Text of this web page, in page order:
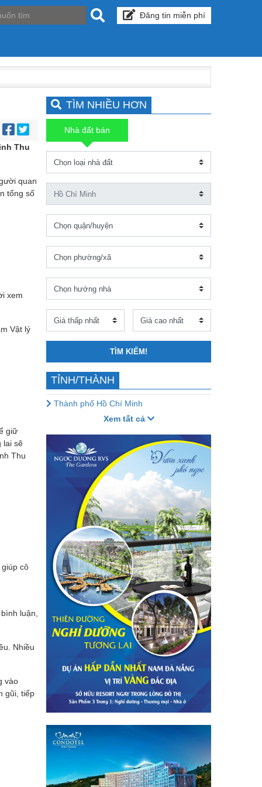
Đăng tin miễn phí
Thu
quan
tổng số
xem
Vật lý
giữ
lai sẽ
Thu
cô
luận,
Nhiều
vào
gũi, tiếp
TÌM NHIỀU HƠN
Nhà đất bán
TÌM KIẾM!
TỈNH/THÀNH
Thành phố Hồ Chí Minh
Xem tất cả